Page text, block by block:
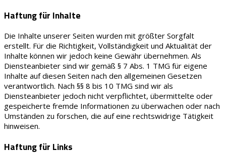
Haftung für Inhalte
Die Inhalte unserer Seiten wurden mit größter Sorgfalt
erstellt. Für die Richtigkeit, Vollständigkeit und Aktualität der
Inhalte können wir jedoch keine Gewähr übernehmen. Als
Diensteanbieter sind wir gemäß § 7 Abs. 1 TMG für eigene
Inhalte auf diesen Seiten nach den allgemeinen Gesetzen
verantwortlich. Nach §§ 8 bis 10 TMG sind wir als
Diensteanbieter jedoch nicht verpflichtet, übermittelte oder
gespeicherte fremde Informationen zu überwachen oder nach
Umständen zu forschen, die auf eine rechtswidrige Tätigkeit
hinweisen.
Haftung für Links